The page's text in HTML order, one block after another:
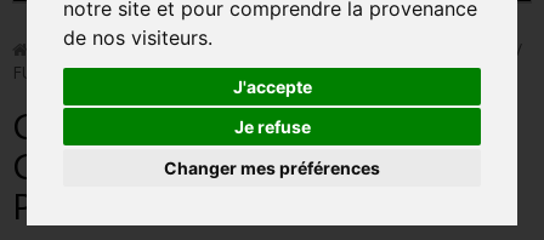
notre site et pour comprendre la provenance
de nos visiteurs.
J'accepte
Je refuse
Changer mes préférences
CARTE A JOUER
PRÉCOMMANDE FIGURINES POP
FIGURINES POP MANGA
FIGURINES POP DISNEY
FIGURINES POP MARVEL
Funko Pop! > GREMLIN WITH 3D GLASSES / GREMLINS /
FUNKO POCKET POP
GREMLIN WITH 3D GLASSES /
GREMLINS / FUNKO POCKET
POP